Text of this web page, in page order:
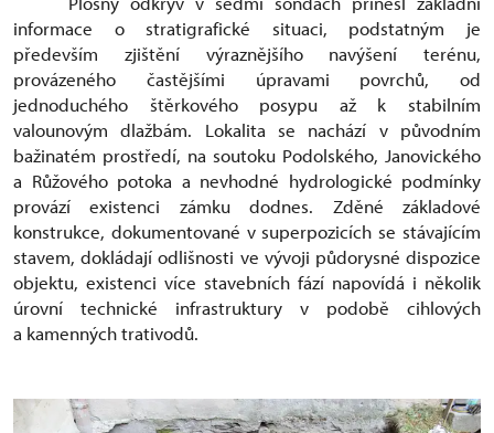
informace o stratigrafické situaci, podstatným je
především zjištění výraznějšího navýšení terénu,
provázeného častějšími úpravami povrchů, od
jednoduchého štěrkového posypu až k stabilním
valounovým dlažbám. Lokalita se nachází v původním
bažinatém prostředí, na soutoku Podolského, Janovického
a Růžového potoka a nevhodné hydrologické podmínky
provází existenci zámku dodnes. Zděné základové
konstrukce, dokumentované v superpozicích se stávajícím
stavem, dokládají odlišnosti ve vývoji půdorysné dispozice
objektu, existenci více stavebních fází napovídá i několik
úrovní technické infrastruktury v podobě cihlových
a kamenných trativodů.